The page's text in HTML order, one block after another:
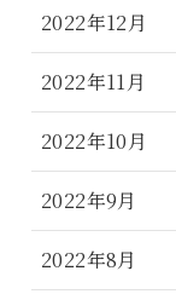
2022年12月
2022年11月
2022年10月
2022年9月
2022年8月